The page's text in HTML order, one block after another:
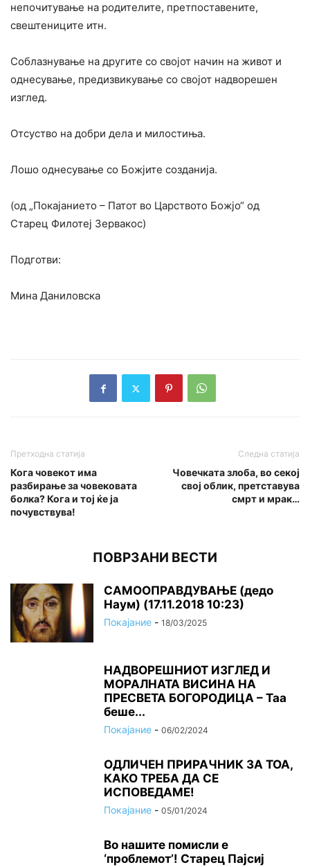
непочитување на родителите, претпоставените,
свештениците итн.
Соблазнување на другите со својот начин на живот и
однесување, предизвикување со својот надворешен
изглед.
Отсуство на добри дела и милостиња.
Лошо однесување со Божјите созданија.
(од „Покајанието – Патот во Царството Божјо“ од
Старец Филотеј Зервакос)
Подготви:
Мина Даниловска
Претходна статија
Кога човекот има
разбирање за човековата
болка? Кога и тој ќе ја
почувствува!
Следна статија
Човечката злоба, во секој
свој облик, претставува
смрт и мрак…
ПОВРЗАНИ ВЕСТИ
САМООПРАВДУВАЊЕ (дедо
Наум) (17.11.2018 10:23)
Покајание - 18/03/2025
НАДВОРЕШНИОТ ИЗГЛЕД И
МОРАЛНАТА ВИСИНА HA
ПРЕСВЕТА БОГОРОДИЦА – Таа
беше...
Покајание - 06/02/2024
ОДЛИЧЕН ПРИРАЧНИК ЗА ТОА,
КАКО ТРЕБА ДА СЕ
ИСПОВЕДАМЕ!
Покајание - 05/01/2024
Во нашите помисли е
‘проблемот’! Старец Пајсиј